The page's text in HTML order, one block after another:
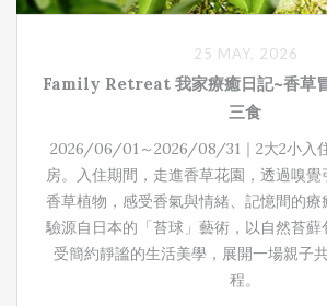
Family Retreat 我家療癒日記 ~香草
三食
2026/06/01～2026/08/31｜2大2小入
房。入住期間，走進香草花園，透過嗅
香草植物，感受香氣與情緒、記憶間的療
驗源自日本的「苔球」藝術，以自然苔
受簡約靜謐的生活美學，展開一場親子
程。
25 MAY, 2026